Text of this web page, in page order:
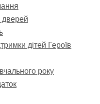
дверей
дітей Героїв
року